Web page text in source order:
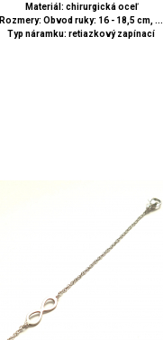
Materiál: chirurgická oceľ
Rozmery: Obvod ruky: 16 - 18,5 cm, ...
Typ náramku: retiazkový zapínací